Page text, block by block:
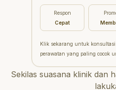
Momen &
Sekilas suasana klinik dan
Respon
Cepat
Klik sekarang untuk
perawatan yang paling cocok